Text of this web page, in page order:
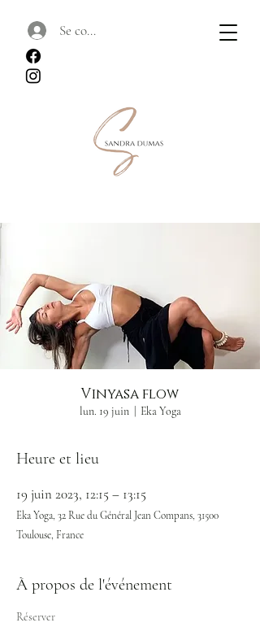
Se connecter
Vinyasa flow
lun. 19 juin
  |
Eka Yoga
Heure et lieu
19 juin 2023, 12:15 – 13:15
Eka Yoga, 32 Rue du Général Jean Compans, 31500
Toulouse, France
À propos de l'événement
Réserver